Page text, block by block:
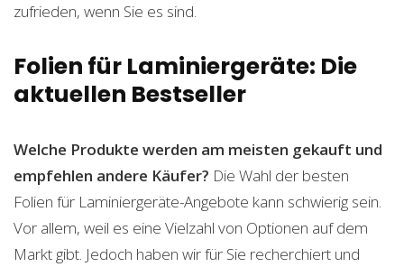
zufrieden, wenn Sie es sind.
Folien für Laminiergeräte: Die
aktuellen Bestseller
Welche Produkte werden am meisten gekauft und
empfehlen andere Käufer? Die Wahl der besten
Folien für Laminiergeräte-Angebote kann schwierig sein.
Vor allem, weil es eine Vielzahl von Optionen auf dem
Markt gibt. Jedoch haben wir für Sie recherchiert und